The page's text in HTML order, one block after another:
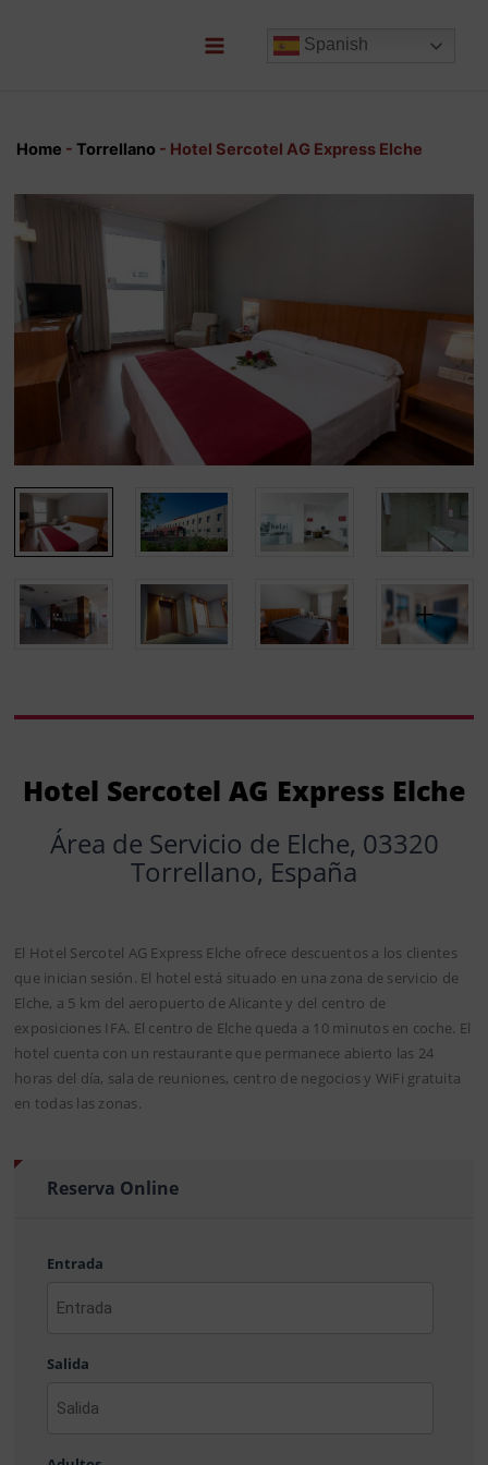
Spanish
Home - Torrellano - Hotel Sercotel AG Express Elche
Hotel Sercotel AG Express Elche
Área de Servicio de Elche, 03320
Torrellano, España
El Hotel Sercotel AG Express Elche ofrece descuentos a los clientes
que inician sesión. El hotel está situado en una zona de servicio de
Elche, a 5 km del aeropuerto de Alicante y del centro de
exposiciones IFA. El centro de Elche queda a 10 minutos en coche. El
hotel cuenta con un restaurante que permanece abierto las 24
horas del día, sala de reuniones, centro de negocios y WiFi gratuita
en todas las zonas.
Reserva Online
Entrada
AAAA
MM
DD
Salida
AAAA